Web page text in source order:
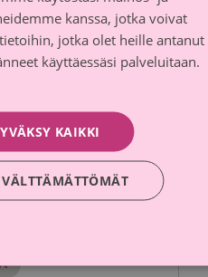
pehmolelu S
kanssa, jotka voivat
jotka olet heille antanut
käyttäessäsi palveluitaan.
KAIKKI